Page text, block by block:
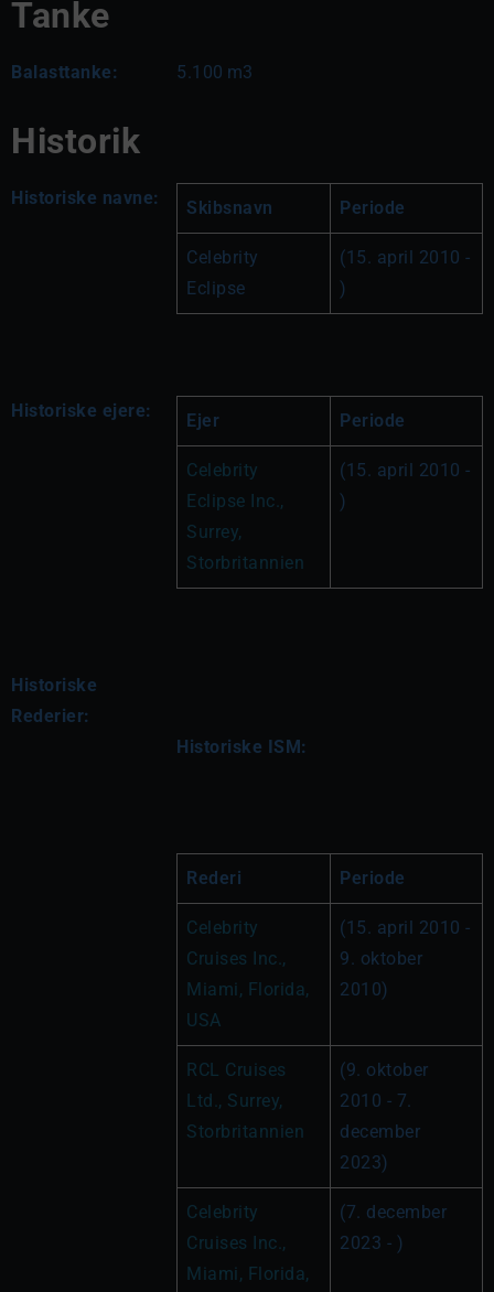
Tanke
Balasttanke: 5.100 m3
Historik
Historiske navne: Skibsnavn Periode
Celebrity
Eclipse
(15. april 2010 -
)
Historiske ejere: Ejer Periode
Celebrity
Eclipse Inc.,
Surrey,
Storbritannien
(15. april 2010 -
)
Historiske
Rederier:
Historiske ISM:
Rederi Periode
Celebrity
Cruises Inc.,
Miami, Florida,
USA
(15. april 2010 -
9. oktober
2010)
RCL Cruises
Ltd., Surrey,
Storbritannien
(9. oktober
2010 - 7.
december
2023)
Celebrity
Cruises Inc.,
Miami, Florida,
(7. december
2023 - )